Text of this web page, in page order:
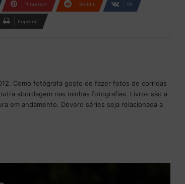
Pinterest Reddit VK
Imprimir
Como fotógrafa gosto de fazer fotos de corridas
abordagem nas minhas fotografias. Livros são a
em andamento. Devoro séries seja relacionada a